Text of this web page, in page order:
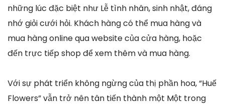
những lúc đặc biệt như Lễ tình nhân, sinh nhật, đáng
nhớ giỏi cưới hỏi. Khách hàng có thể mua hàng và
mua hàng online qua website của cửa hàng, hoặc
đến trực tiếp shop để xem thêm và mua hàng.
Với sự phát triển không ngừng của thị phần hoa, “Huế
Flowers” vẫn trở nên tân tiến thành một Một trong